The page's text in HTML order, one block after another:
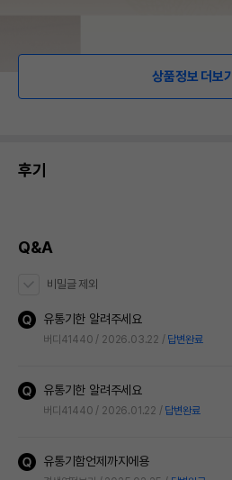
상품정보 더보기
후기
Q&A
비밀글 제외
유통기한 알려주세요
버디41440 2026.03.22 답변완료
유통기한 알려주세요
버디41440 2026.01.22 답변완료
유통기함언제까지에용